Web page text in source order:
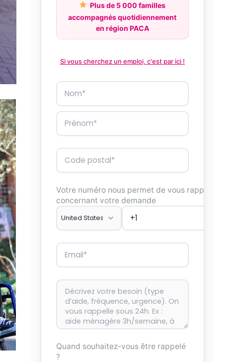
Plus de 5 000 familles
accompagnés quotidiennement
en région PACA
Si vous cherchez un emploi, c'est par ici !
Votre numéro nous permet de vous rappeler
concernant votre demande
Quand souhaitez-vous être rappelé
?